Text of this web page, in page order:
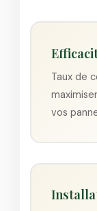
Taux de
vos